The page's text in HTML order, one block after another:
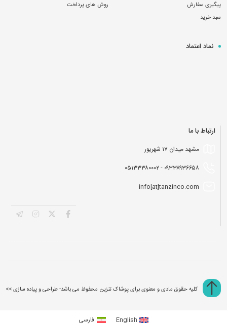
پیگیری سفارش
سبد خرید
روش های پرداخت
نماد اعتماد
ارتباط با ما
مشهد میدان ۱۷ شهریور
۰۹۳۳۸۹۳۶۶۵۸ - ۰۵۱۳۳۳۸۰۰۰۲
info[at]tanzinco.com
کلیه حقوق مادی و معنوی برای پوشاک تنزین محفوظ می باشد- طراحی و پیاده سازی >>
English فارسی